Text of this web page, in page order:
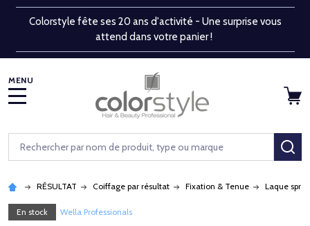
Colorstyle fête ses 20 ans d'activité - Une surprise vous
attend dans votre panier !
Rechercher
RÉSULTAT Coiffage par résultat Fixation & Tenue Laque spray
En stock Wella Professionals